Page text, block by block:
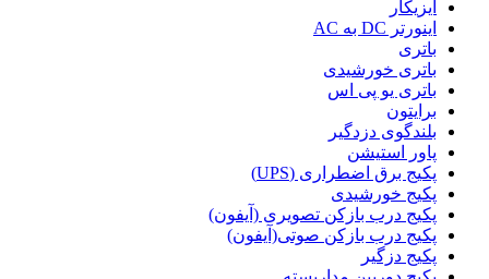
ایزیکار
اینورتر DC به AC
باتری
باتری خورشیدی
باتری یو پی اس
برایتون
بلندگوی دزدگیر
پاور استیشن
پکیج برق اضطراری (UPS)
پکیج خورشیدی
پکیج درب بازکن تصویری (آیفون)
پکیج درب بازکن صوتی(آیفون)
پکیج دزگیر